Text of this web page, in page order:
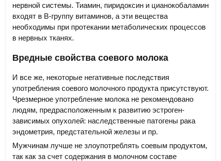
нервной системы. Тиамин, пиридоксин и цианокобаламин
входят в В-группу витаминов, а эти вещества
необходимы при протекании метаболических процессов
в нервных тканях.
Вредные свойства соевого молока
И все же, некоторые негативные последствия
употребления соевого молочного продукта присутствуют.
Чрезмерное употребление молока не рекомендовано
людям, предрасположенным к развитию эстроген-
зависимых опухолей: наследственные патогены рака
эндометрия, предстательной железы и пр.
Мужчинам лучше не злоупотреблять соевым продуктом,
так как за счет содержания в молочном составе